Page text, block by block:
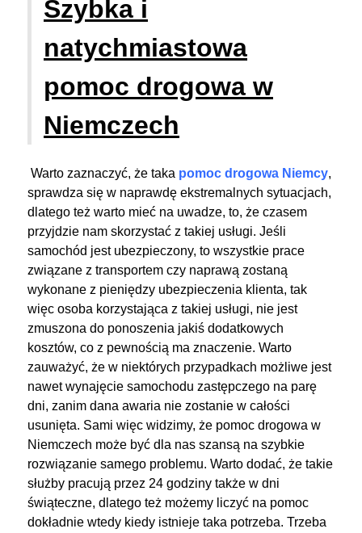
Szybka i
natychmiastowa
pomoc drogowa w
Niemczech
Warto zaznaczyć, że taka pomoc drogowa Niemcy,
sprawdza się w naprawdę ekstremalnych sytuacjach,
dlatego też warto mieć na uwadze, to, że czasem
przyjdzie nam skorzystać z takiej usługi. Jeśli
samochód jest ubezpieczony, to wszystkie prace
związane z transportem czy naprawą zostaną
wykonane z pieniędzy ubezpieczenia klienta, tak
więc osoba korzystająca z takiej usługi, nie jest
zmuszona do ponoszenia jakiś dodatkowych
kosztów, co z pewnością ma znaczenie. Warto
zauważyć, że w niektórych przypadkach możliwe jest
nawet wynajęcie samochodu zastępczego na parę
dni, zanim dana awaria nie zostanie w całości
usunięta. Sami więc widzimy, że pomoc drogowa w
Niemczech może być dla nas szansą na szybkie
rozwiązanie samego problemu. Warto dodać, że takie
służby pracują przez 24 godziny także w dni
świąteczne, dlatego też możemy liczyć na pomoc
dokładnie wtedy kiedy istnieje taka potrzeba. Trzeba